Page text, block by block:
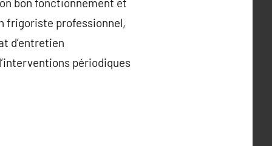
frigoriste professionnel,
d’entretien
périodiques